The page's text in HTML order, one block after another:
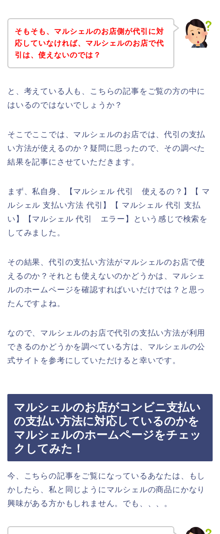
そもそも、マルシェルのお店側が代引に対
応していなければ、マルシェルのお店で代
引は、使えないのでは？
と、考えている人も、こちらの記事をご覧の方の中に
はいるのではないでしょうか？
そこでここでは、マルシェルのお店では、代引の支払
い方法が使えるのか？疑問に思ったので、その調べた
結果を記事にさせていただきます。
まず、私自身、【マルシェル 代引 使えるの？】【 マ
ルシェル 支払い方法 代引】【 マルシェル 代引 支払
い】【マルシェル 代引 エラー】という感じで検索を
してみました。
その結果、代引の支払い方法がマルシェルのお店で使
えるのか？それとも使えないのかどうかは、マルシェ
ルのホームページを確認すればいいだけでは？と思っ
たんですよね。
なので、マルシェルのお店で代引の支払い方法が利用
できるのかどうかを調べている方は、マルシェルの公
式サイトを参考にしていただけると幸いです。
マルシェルのお店がコンビニ支払い
の支払い方法に対応しているのかを
マルシェルのホームページをチェッ
クしてみた！
今、こちらの記事をご覧になっているあなたは、もし
かしたら、私と同じようにマルシェルの商品にかなり
興味がある方かもしれません。でも、、、。